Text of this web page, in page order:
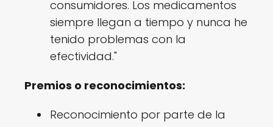
consumidores. Los medicamentos
siempre llegan a tiempo y nunca he
tenido problemas con la
efectividad."
Premios o reconocimientos:
Reconocimiento por parte de la